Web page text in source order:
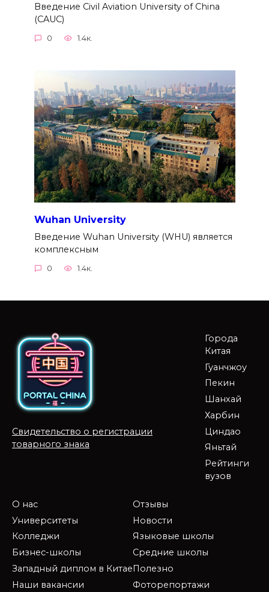
Введение Civil Aviation University of China
(CAUC)
0 1.4к.
Wuhan University
Введение Wuhan University (WHU) является
комплексным
0 1.4к.
Свидетельство о регистрации
товарного знака
Города
Китая
Гуанчжоу
Пекин
Шанхай
Харбин
Циндао
Яньтай
Рейтинги
вузов
О нас
Университеты
Колледжи
Бизнес-школы
Западный диплом в Китае
Наши вакансии
Отзывы
Новости
Языковые школы
Средние школы
Полезно
Фоторепортажи